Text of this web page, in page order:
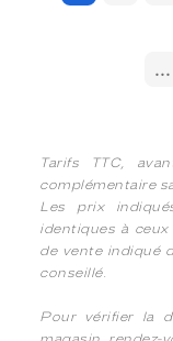
...
Tarifs TTC,
complémentaire
Les prix
identiques à
de vente indiqué
conseillé.
Pour vérifier la